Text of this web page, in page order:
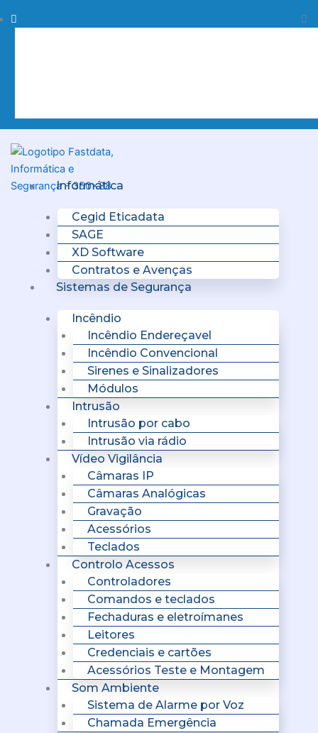
to
Procurar
Informática
Cegid Eticadata
SAGE
XD Software
Contratos e Avenças
Sistemas de Segurança
Incêndio
Incêndio Endereçavel
Incêndio Convencional
Sirenes e Sinalizadores
Módulos
Intrusão
Intrusão por cabo
Intrusão via rádio
Vídeo Vigilância
Câmaras IP
Câmaras Analógicas
Gravação
Acessórios
Teclados
Controlo Acessos
Controladores
Comandos e teclados
Fechaduras e eletroímanes
Leitores
Credenciais e cartões
Acessórios Teste e Montagem
Som Ambiente
Sistema de Alarme por Voz
Chamada Emergência
Menu